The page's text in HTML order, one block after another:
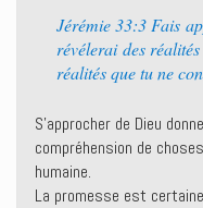
Jérémie 33:3 Fais
révélerai des
réalités que tu ne
S’approcher de Dieu
compréhension de
humaine.
La promesse est